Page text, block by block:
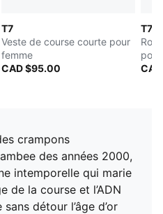
T7
Veste de course courte pour
femme
CAD $95.00
T7
crampons
des années 2000,
intemporelle qui marie
de la course et l’ADN
détour l’âge d’or